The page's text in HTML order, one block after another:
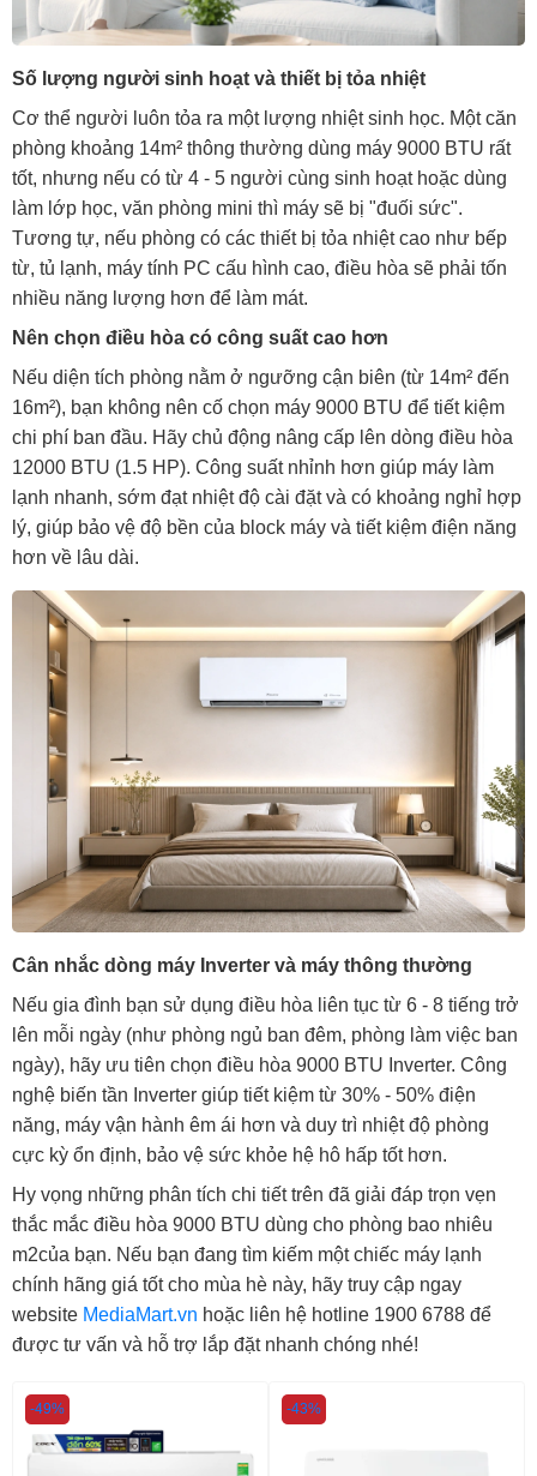
Số lượng người sinh hoạt và thiết bị tỏa nhiệt
Cơ thể người luôn tỏa ra một lượng nhiệt sinh học. Một căn
phòng khoảng 14m² thông thường dùng máy 9000 BTU rất
tốt, nhưng nếu có từ 4 - 5 người cùng sinh hoạt hoặc dùng
làm lớp học, văn phòng mini thì máy sẽ bị "đuối sức".
Tương tự, nếu phòng có các thiết bị tỏa nhiệt cao như bếp
từ, tủ lạnh, máy tính PC cấu hình cao, điều hòa sẽ phải tốn
nhiều năng lượng hơn để làm mát.
Nên chọn điều hòa có công suất cao hơn
Nếu diện tích phòng nằm ở ngưỡng cận biên (từ 14m² đến
16m²), bạn không nên cố chọn máy 9000 BTU để tiết kiệm
chi phí ban đầu. Hãy chủ động nâng cấp lên dòng điều hòa
12000 BTU (1.5 HP). Công suất nhỉnh hơn giúp máy làm
lạnh nhanh, sớm đạt nhiệt độ cài đặt và có khoảng nghỉ hợp
lý, giúp bảo vệ độ bền của block máy và tiết kiệm điện năng
hơn về lâu dài.
Cân nhắc dòng máy Inverter và máy thông thường
Nếu gia đình bạn sử dụng điều hòa liên tục từ 6 - 8 tiếng trở
lên mỗi ngày (như phòng ngủ ban đêm, phòng làm việc ban
ngày), hãy ưu tiên chọn điều hòa 9000 BTU Inverter. Công
nghệ biến tần Inverter giúp tiết kiệm từ 30% - 50% điện
năng, máy vận hành êm ái hơn và duy trì nhiệt độ phòng
cực kỳ ổn định, bảo vệ sức khỏe hệ hô hấp tốt hơn.
Hy vọng những phân tích chi tiết trên đã giải đáp trọn vẹn
thắc mắc điều hòa 9000 BTU dùng cho phòng bao nhiêu
m2của bạn. Nếu bạn đang tìm kiếm một chiếc máy lạnh
chính hãng giá tốt cho mùa hè này, hãy truy cập ngay
website MediaMart.vn hoặc liên hệ hotline 1900 6788 để
được tư vấn và hỗ trợ lắp đặt nhanh chóng nhé!
-49% -43%